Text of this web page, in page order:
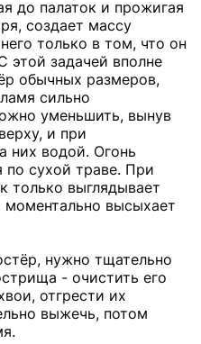
до палаток и прожигая
создает массу
только в том, что он
этой задачей вполне
обычных размеров,
сильно
уменьшить, вынув
и при
них водой. Огонь
по сухой траве. При
только выглядывает
моментально высыхает
нужно тщательно
- очистить его
отгрести их
выжечь, потом